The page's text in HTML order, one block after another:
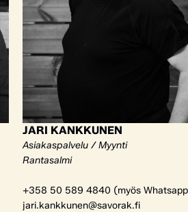
JARI KANKKUNEN
Asiakaspalvelu / Myynti
Rantasalmi
+358 50 589 4840 (myös
jari.kankkunen@savorak.fi